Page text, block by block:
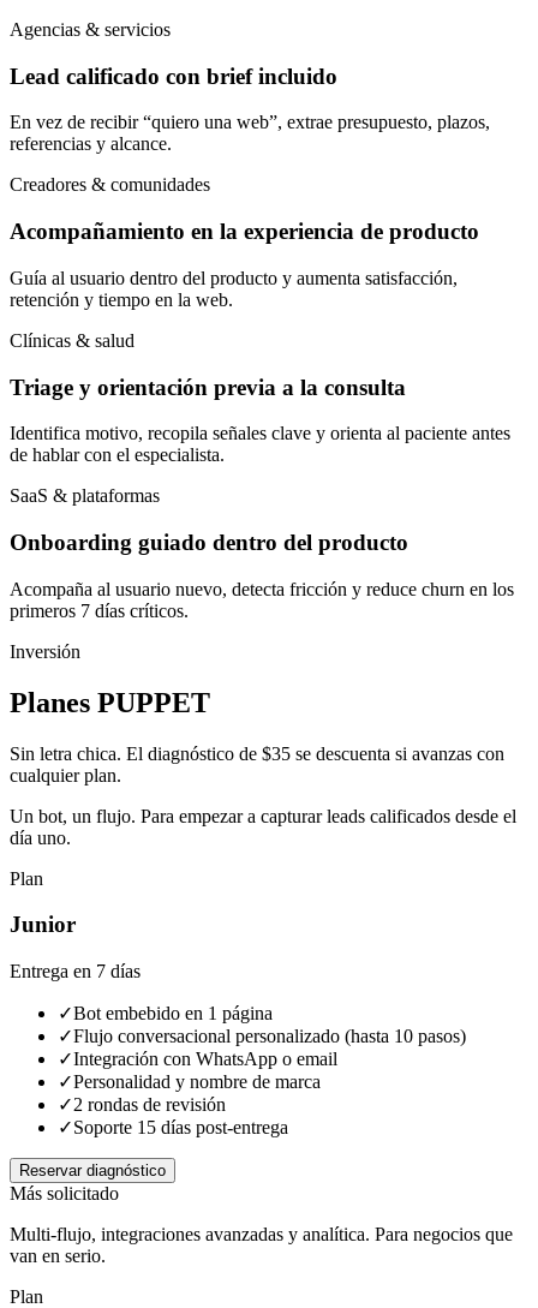
Agencias & servicios
Lead calificado con brief incluido
En vez de recibir “quiero una web”, extrae presupuesto, plazos,
referencias y alcance.
Creadores & comunidades
Acompañamiento en la experiencia de producto
Guía al usuario dentro del producto y aumenta satisfacción,
retención y tiempo en la web.
Clínicas & salud
Triage y orientación previa a la consulta
Identifica motivo, recopila señales clave y orienta al paciente antes
de hablar con el especialista.
SaaS & plataformas
Onboarding guiado dentro del producto
Acompaña al usuario nuevo, detecta fricción y reduce churn en los
primeros 7 días críticos.
Inversión
Planes PUPPET
Sin letra chica. El diagnóstico de $35 se descuenta si avanzas con
cualquier plan.
Un bot, un flujo. Para empezar a capturar leads calificados desde el
día uno.
Plan
Junior
Entrega en 7 días
✓Bot embebido en 1 página
✓Flujo conversacional personalizado (hasta 10 pasos)
✓Integración con WhatsApp o email
✓Personalidad y nombre de marca
✓2 rondas de revisión
✓Soporte 15 días post-entrega
Reservar diagnóstico
Más solicitado
Multi-flujo, integraciones avanzadas y analítica. Para negocios que
van en serio.
Plan